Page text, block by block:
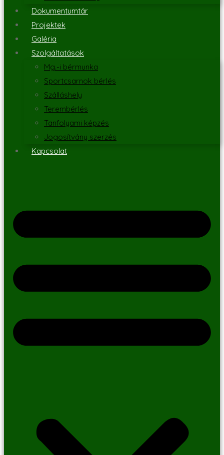
Dokumentumtár
Projektek
Galéria
Szolgáltatások
Mg.-i bérmunka
Sportcsarnok bérlés
Szálláshely
Terembérlés
Tanfolyami képzés
Jogosítvány szerzés
Kapcsolat